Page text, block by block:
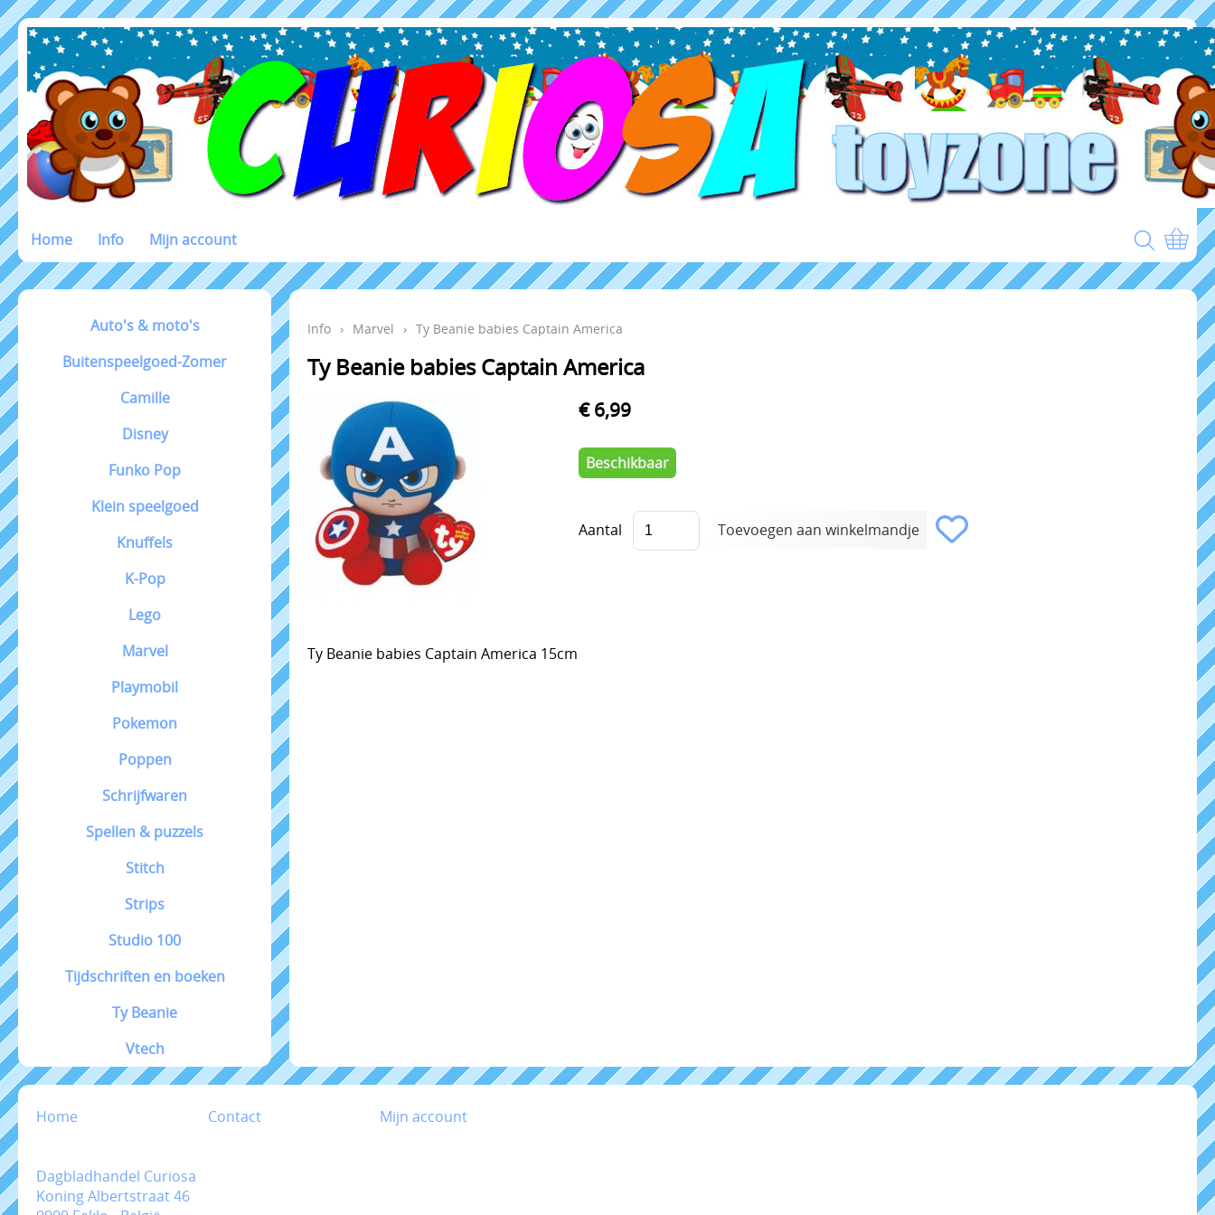
Home Info Mijn account
Auto's & moto's
Buitenspeelgoed-Zomer
Camille
Disney
Funko Pop
Klein speelgoed
Knuffels
K-Pop
Lego
Marvel
Playmobil
Pokemon
Poppen
Schrijfwaren
Spellen & puzzels
Stitch
Strips
Studio 100
Tijdschriften en boeken
Ty Beanie
Vtech
Info › Marvel › Ty Beanie babies Captain America
Ty Beanie babies Captain America
€ 6,99
Beschikbaar
Aantal
Ty Beanie babies Captain America 15cm
Home Contact Mijn account
Dagbladhandel Curiosa
Koning Albertstraat 46